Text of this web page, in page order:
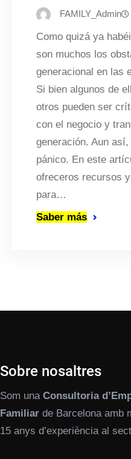
FAMILY_Admin
Como quizá ya
son muchos los
generacional en las
Si bien algunos de
otros pueden ser
con el negocio y
generación. Aun así,
pánico. En este
ofreceros recursos
para…
Saber más
Sobre nosaltres
Som una Consultoria
Familiar de Barcelona amb
15 anys d’experiència al